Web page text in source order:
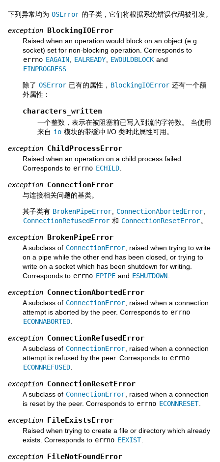
下列异常均为 OSError 的子类，它们将根据系统错误代码被引发。
exception BlockingIOError
Raised when an operation would block on an object (e.g.
socket) set for non-blocking operation. Corresponds to
errno EAGAIN EALREADY EWOULDBLOCK and
EINPROGRESS
除了 OSError 已有的属性， BlockingIOError 还有一个额
外属性：
characters_written
一个整数，表示在被阻塞前已写入到流的字符数。 当使用
来自 io 模块的带缓冲 I/O 类时此属性可用。
exception ChildProcessError
Raised when an operation on a child process failed.
Corresponds to errno ECHILD
exception ConnectionError
与连接相关问题的基类。
其子类有 BrokenPipeError ConnectionAbortedError
ConnectionRefusedError 和 ConnectionResetError。
exception BrokenPipeError
A subclass of ConnectionError , raised when trying to write
on a pipe while the other end has been closed, or trying to
write on a socket which has been shutdown for writing.
Corresponds to errno EPIPE and ESHUTDOWN
exception ConnectionAbortedError
A subclass of ConnectionError , raised when a connection
attempt is aborted by the peer. Corresponds to errno
ECONNABORTED
exception ConnectionRefusedError
A subclass of ConnectionError , raised when a connection
attempt is refused by the peer. Corresponds to errno
ECONNREFUSED
exception ConnectionResetError
A subclass of ConnectionError , raised when a connection
is reset by the peer. Corresponds to errno ECONNRESET
exception FileExistsError
Raised when trying to create a file or directory which already
exists. Corresponds to errno EEXIST
exception FileNotFoundError